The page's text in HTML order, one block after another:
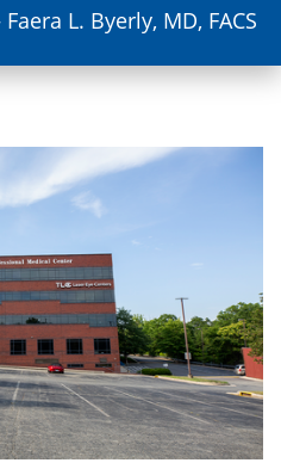
Faera L. Byerly, MD, FACS